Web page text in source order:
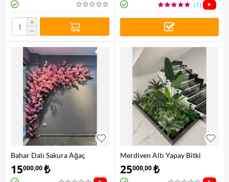
+
−
(1)
Bahar Dalı Sakura Ağaç
Dekoru
15000,00₺
Merdiven Altı Yapay Bitki
Dekorasyonu
25000,00₺